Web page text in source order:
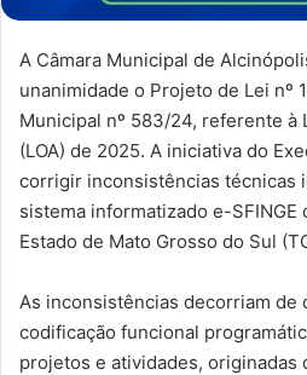
A Câmara Municipal de
unanimidade o Projeto de Lei nº
Municipal nº 583/24, referente à
(LOA) de 2025. A iniciativa do
corrigir inconsistências técnicas
sistema informatizado e-SFINGE
Estado de Mato Grosso do Sul
As inconsistências decorriam de
codificação funcional
projetos e atividades, originadas